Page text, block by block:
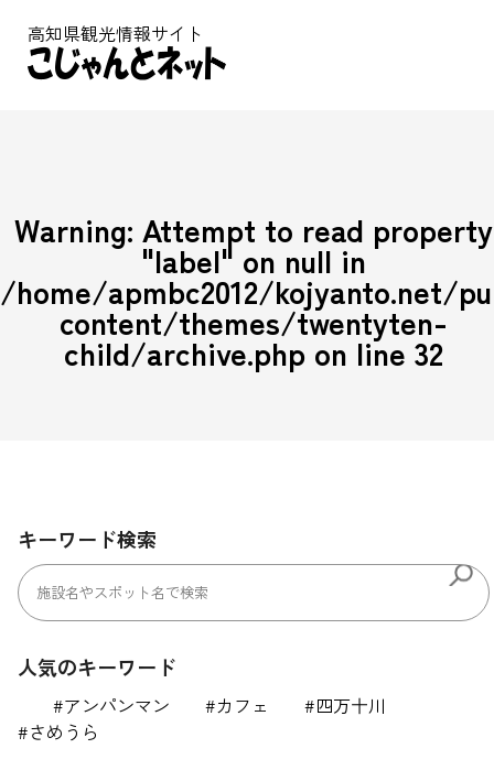
高知県観光情報サイト
Warning: Attempt to read property
"label" on null in
/home/apmbc2012/kojyanto.net/
content/themes/twentyten-
child/archive.php on line 32
キーワード検索
人気のキーワード
アンパンマン カフェ
四万十川
さめうら